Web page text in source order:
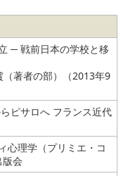
─ 戦前日本の学校と移
（著者の部）（2013年9
ピサロへ フランス近代
心理学（プリミエ・コ
会